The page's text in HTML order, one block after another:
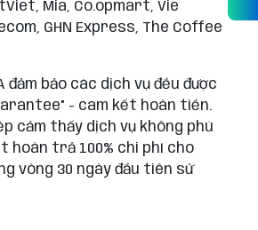
Mia, Co.opmart, Vie
GHN Express, The Coffee
đảm bảo các dịch vụ đều được
- cam kết hoàn tiền.
cảm thấy dịch vụ không phù
hoàn trả 100% chi phí cho
vòng 30 ngày đầu tiên sử